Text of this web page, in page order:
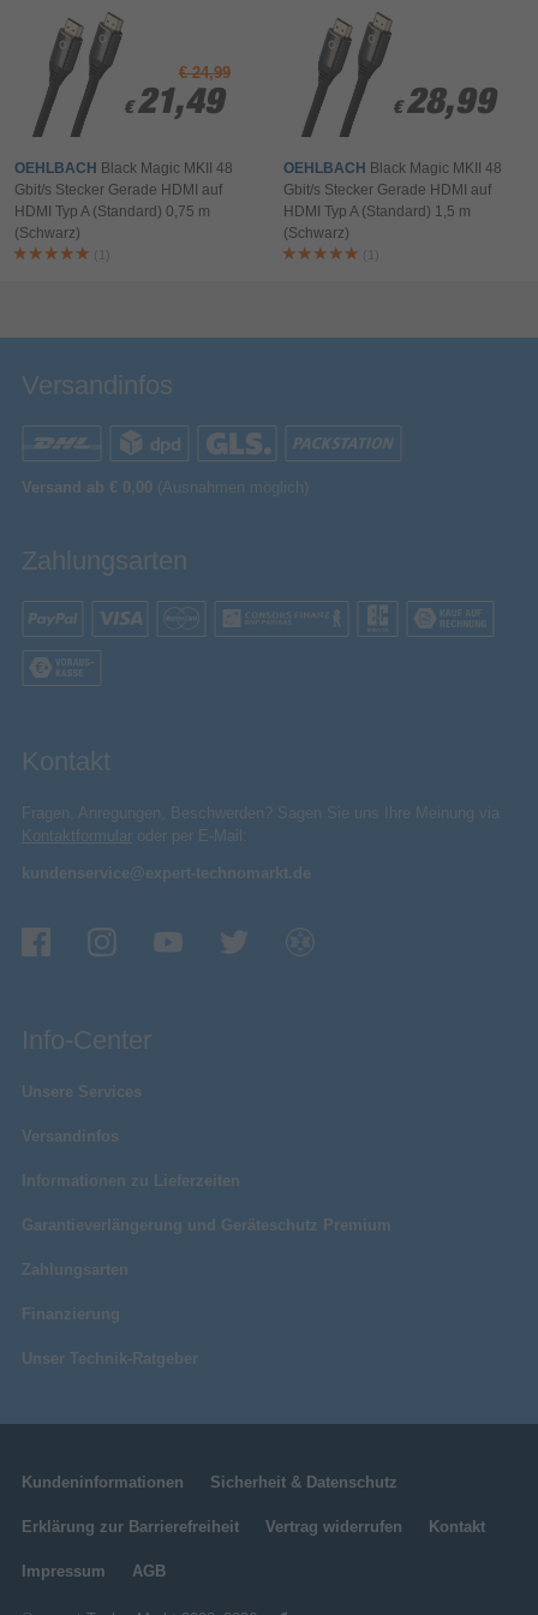
Bewertung & Kommentar speichern
€ 24,99
€ 21,49
€ 21,49
OEHLBACH Black Magic MKII 48
Gbit/s Stecker Gerade HDMI auf
HDMI Typ A (Standard) 0,75 m
(Schwarz)
(1)
€ 28,99
€ 28,99
OEHLBACH Black Magic MKII 48
Gbit/s Stecker Gerade HDMI auf
HDMI Typ A (Standard) 1,5 m
(Schwarz)
(1)
Versandinfos
Versand ab € 0,00 (Ausnahmen möglich)
Zahlungsarten
Kontakt
Fragen, Anregungen, Beschwerden? Sagen Sie uns Ihre Meinung via
Kontaktformular oder per E-Mail:
kundenservice@expert-technomarkt.de
Info-Center
Unsere Services
Versandinfos
Informationen zu Lieferzeiten
Garantieverlängerung und Geräteschutz Premium
Zahlungsarten
Finanzierung
Unser Technik-Ratgeber
Kundeninformationen Sicherheit & Datenschutz
Erklärung zur Barrierefreiheit Vertrag widerrufen Kontakt
Impressum AGB